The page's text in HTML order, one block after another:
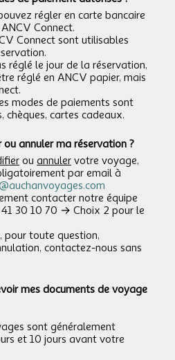
régler en carte bancaire
Connect.
Connect sont utilisables
réglé le jour de la réservation,
réglé en ANCV papier, mais
modes de paiements sont
chèques, cartes cadeaux.
annuler ma réservation ?
ou annuler votre voyage,
par email à
contacter notre équipe
30 10 70 → Choix 2 pour le
pour toute question,
contactez-nous sans
mes documents de voyage
sont généralement
et 10 jours avant votre